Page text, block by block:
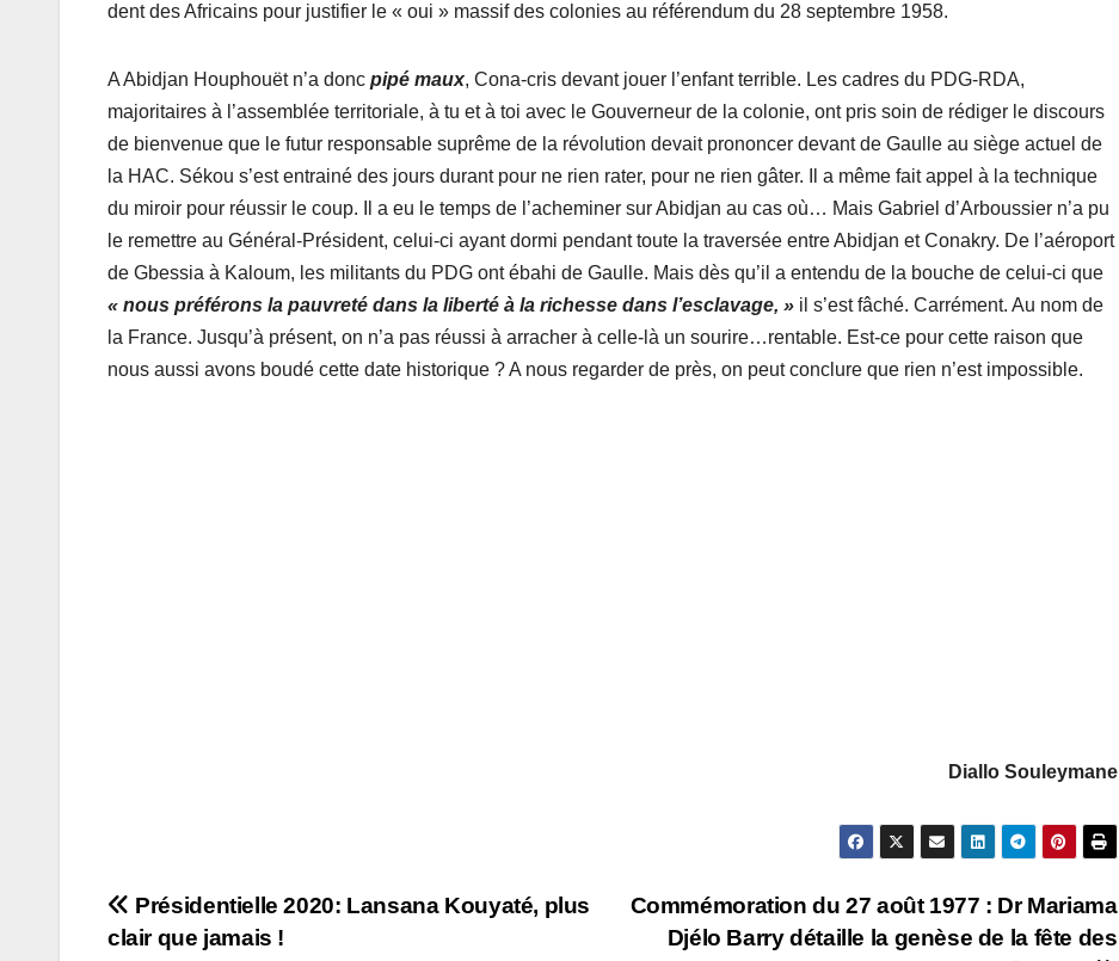
dent des Africains pour justifier le « oui » massif des colonies au référendum du 28 septembre 1958.
A Abidjan Houphouët n’a donc pipé maux, Cona-cris devant jouer l’enfant terrible. Les cadres du PDG-RDA,
majoritaires à l’assemblée territoriale, à tu et à toi avec le Gouverneur de la colonie, ont pris soin de rédiger le discours
de bienvenue que le futur responsable suprême de la révolution devait prononcer devant de Gaulle au siège actuel de
la HAC. Sékou s’est entrainé des jours durant pour ne rien rater, pour ne rien gâter. Il a même fait appel à la technique
du miroir pour réussir le coup. Il a eu le temps de l’acheminer sur Abidjan au cas où… Mais Gabriel d’Arboussier n’a pu
le remettre au Général-Président, celui-ci ayant dormi pendant toute la traversée entre Abidjan et Conakry. De l’aéroport
de Gbessia à Kaloum, les militants du PDG ont ébahi de Gaulle. Mais dès qu’il a entendu de la bouche de celui-ci que
« nous préférons la pauvreté dans la liberté à la richesse dans l’esclavage, » il s’est fâché. Carrément. Au nom de
la France. Jusqu’à présent, on n’a pas réussi à arracher à celle-là un sourire…rentable. Est-ce pour cette raison que
nous aussi avons boudé cette date historique ? A nous regarder de près, on peut conclure que rien n’est impossible.
Diallo Souleymane
Navigation
Commémoration du 27 août 1977 : Dr Mariama
Djélo Barry détaille la genèse de la fête des
Présidentielle 2020: Lansana Kouyaté, plus
clair que jamais !